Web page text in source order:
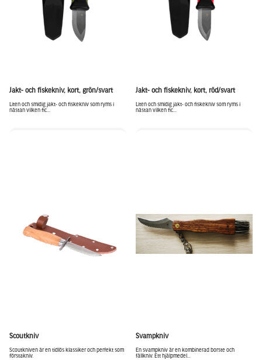
Jakt- och fiskekniv, kort, grön/svart
Liten och smidig jakt- och fiskekniv som ryms i
nästan vilken fic...
Jakt- och fiskekniv, kort, röd/svart
Liten och smidig jakt- och fiskekniv som ryms i
nästan vilken fic...
Scoutkniv
Scoutkniven är en tidlös klassiker och perfekt som
förstakniv.
Svampkniv
En svampkniv är en kombinerad borste och
fällkniv. Ett hjälpmedel...